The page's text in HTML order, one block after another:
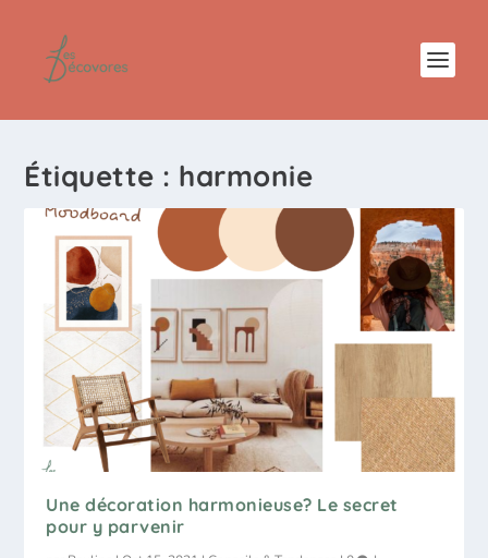
Étiquette : harmonie
Une décoration harmonieuse? Le secret
pour y parvenir